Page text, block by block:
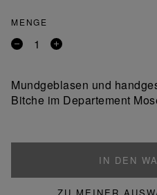
MENGE
Entfernen
Produkt
Ein
Mundgeblasen und
Bitche im Departement
IN DEN